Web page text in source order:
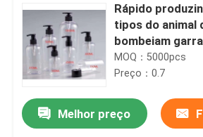
Rápido
tipos do animal
bombeiam
Sanitizer 180ML
MOQ：5000pcs
Preço：0.7
Melhor preço